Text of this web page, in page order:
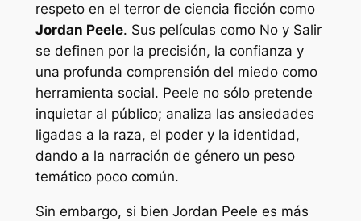
respeto en el terror de ciencia ficción como
Jordan Peele. Sus películas como Noy Salir
se definen por la precisión, la confianza y
una profunda comprensión del miedo como
herramienta social. Peele no sólo pretende
inquietar al público; analiza las ansiedades
ligadas a la raza, el poder y la identidad,
dando a la narración de género un peso
temático poco común.
Sin embargo, si bien Jordan Peele es más